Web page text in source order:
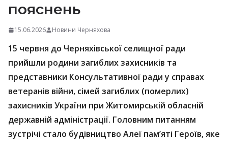
пояснень
15.06.2026 Новини Черняхова
15 червня до Черняхівської селищної ради
прийшли родини загиблих захисників та
представники Консультативної ради у справах
ветеранів війни, сімей загиблих (померлих)
захисників України при Житомирській обласній
державній адміністрації. Головним питанням
зустрічі стало будівництво Алеї пам’яті Героїв, яке